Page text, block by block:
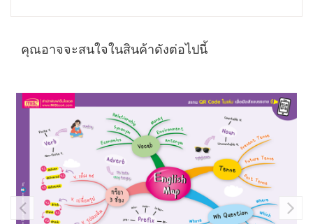
คุณอาจจะสนใจในสินค้าดังต่อไปนี้